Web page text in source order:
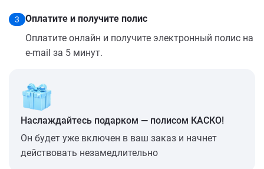
3
Оплатите и получите полис
Оплатите онлайн и получите электронный полис на
e-mail за 5 минут.
Наслаждайтесь подарком — полисом КАСКО!
Он будет уже включен в ваш заказ и начнет
действовать незамедлительно